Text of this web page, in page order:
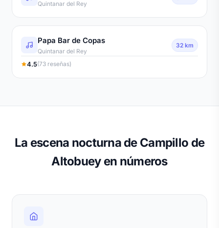
Quintanar del Rey
Papa Bar de Copas
Quintanar del Rey
32 km
4.5(73 reseñas)
La escena nocturna de Campillo de
Altobuey en números